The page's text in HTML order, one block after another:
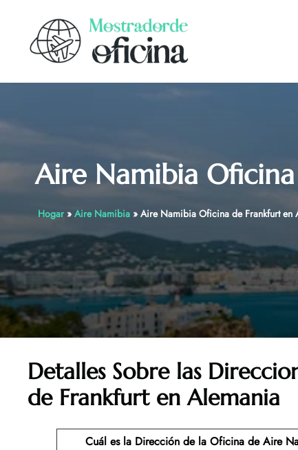
content
Aire Namibia
Hogar» Aire Namibia» Aire Namibia Oficina de Frankfurt en
Detalles Sobre las
de Frankfurt en Alemania
Cuál es la Dirección de la Oficina de Aire